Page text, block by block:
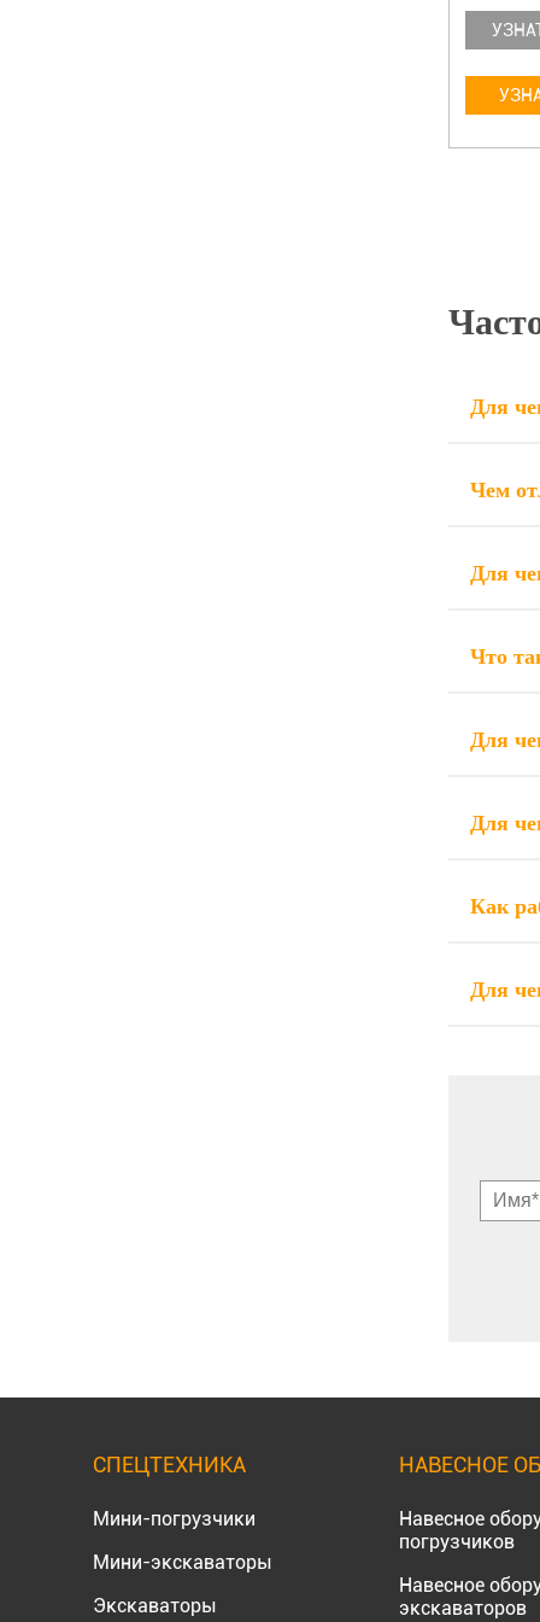
Для
Чем
Для
Что
Для
Для
Как
Для
СПЕЦТЕХНИКА
Мини-погрузчики
Мини-экскаваторы
Экскаваторы
НАВЕСНОЕ
Навесное
погрузчиков
Навесное
экскаваторов